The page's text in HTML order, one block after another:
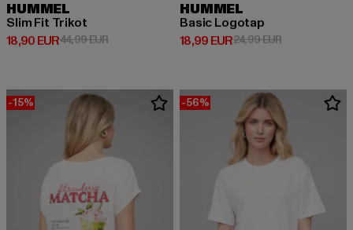
HUMMEL
Slim Fit Trikot
18,90 EUR
Ajankohtainen hinta: 18,90 EUR
44,99 EURKampanjahinta: 44,99 EUR
HUMMEL
Basic Logotap
18,99 EUR
Ajankohtainen hinta: 18,99 EUR
24,99 EUR
-15% -56%